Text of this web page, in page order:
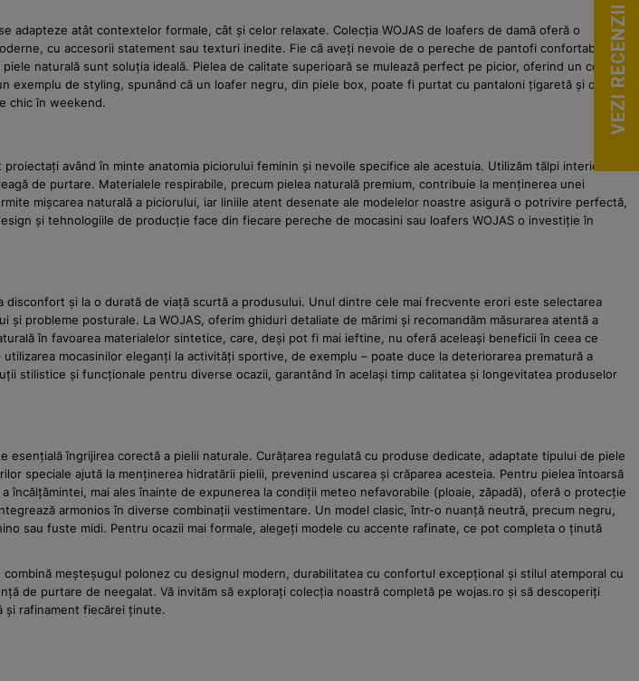
atât contextelor formale, cât și celor relaxate. Colecția WOJAS de loafers de damă oferă o
cu accesorii statement sau texturi inedite. Fie că aveți nevoie de o pereche de pantofi confortabili
naturală sunt soluția ideală. Pielea de calitate superioară se mulează perfect pe picior, oferind un confort
de styling, spunând că un loafer negru, din piele box, poate fi purtat cu pantaloni țigaretă și o
chic în weekend.
având în minte anatomia piciorului feminin și nevoile specifice ale acestuia. Utilizăm tălpi interioare
de purtare. Materialele respirabile, precum pielea naturală premium, contribuie la menținerea unei
mișcarea naturală a piciorului, iar liniile atent desenate ale modelelor noastre asigură o potrivire perfectă,
și tehnologiile de producție face din fiecare pereche de mocasini sau loafers WOJAS o investiție în
și la o durată de viață scurtă a produsului. Unul dintre cele mai frecvente erori este selectarea
probleme posturale. La WOJAS, oferim ghiduri detaliate de mărimi și recomandăm măsurarea atentă a
în favoarea materialelor sintetice, care, deși pot fi mai ieftine, nu oferă aceleași beneficii în ceea ce
mocasinilor eleganți la activități sportive, de exemplu – poate duce la deteriorarea prematură a
stilistice și funcționale pentru diverse ocazii, garantând în același timp calitatea și longevitatea produselor
îngrijirea corectă a pielii naturale. Curățarea regulată cu produse dedicate, adaptate tipului de piele
speciale ajută la menținerea hidratării pielii, prevenind uscarea și crăparea acesteia. Pentru pielea întoarsă
mai ales înainte de expunerea la condiții meteo nefavorabile (ploaie, zăpadă), oferă o protecție
armonios în diverse combinații vestimentare. Un model clasic, într-o nuanță neutră, precum negru,
sau fuste midi. Pentru ocazii mai formale, alegeți modele cu accente rafinate, ce pot completa o ținută
meșteșugul polonez cu designul modern, durabilitatea cu confortul excepțional și stilul atemporal cu
de purtare de neegalat. Vă invităm să explorați colecția noastră completă pe wojas.ro și să descoperiți
și rafinament fiecărei ținute.
VEZI RECENZII